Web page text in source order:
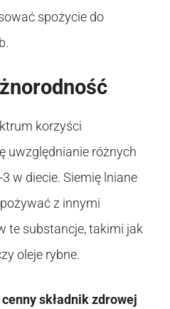
spożycie do
korzyści
uwzględnianie różnych
w diecie. Siemię lniane
z innymi
te substancje, takimi jak
oleje rybne.
składnik zdrowej